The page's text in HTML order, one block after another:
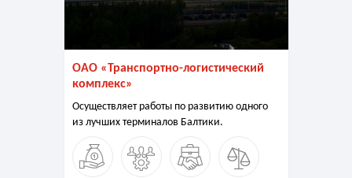
ОАО «Транспортно-логистический
комплекс»
Осуществляет работы по развитию одного
из лучших терминалов Балтики.